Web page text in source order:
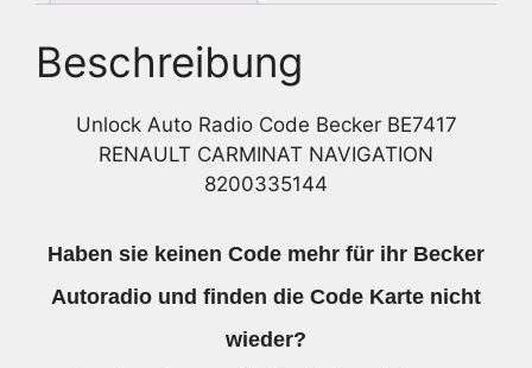
Beschreibung
Unlock Auto Radio Code Becker BE7417
RENAULT CARMINAT NAVIGATION
8200335144
Haben sie keinen Code mehr für ihr Becker
Autoradio und finden die Code Karte nicht
wieder?